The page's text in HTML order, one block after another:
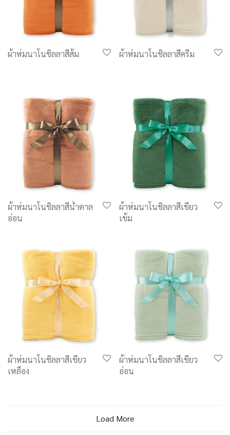
ผ้าห่มนาโนชิลลาสีส้ม ผ้าห่มนาโนชิลลาสีครีม
ผ้าห่มนาโนชิลลาสีน้ำตาล
อ่อน
ผ้าห่มนาโนชิลลาสีเขียว
เข้ม
ผ้าห่มนาโนชิลลาสีเขียว
เหลือง
ผ้าห่มนาโนชิลลาสีเขียว
อ่อน
Load More